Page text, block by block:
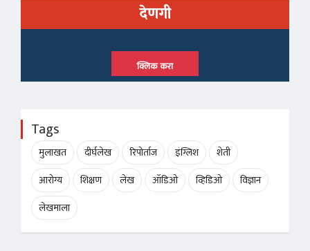
देणगी
क्लिक करा
Tags
मुलाखत दीर्घलेख रिपोर्ताज इंग्लिश
शेती
आरोग्य
शिक्षण लेख ऑडिओ व्हिडिओ
विज्ञान
लेखमाला